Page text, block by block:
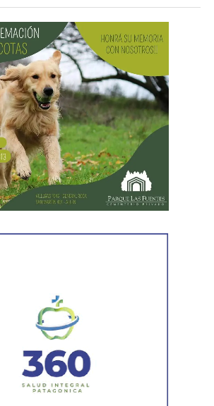
informaron que,durante las
el operativo de bacheo será
nuevas cuadrillas de trabajo y dos
lo que permitirá incrementar
y optimizar las tareas de
distintos puntos del Alto Valle.
avanza con el relevamiento
y mejorar las condiciones de